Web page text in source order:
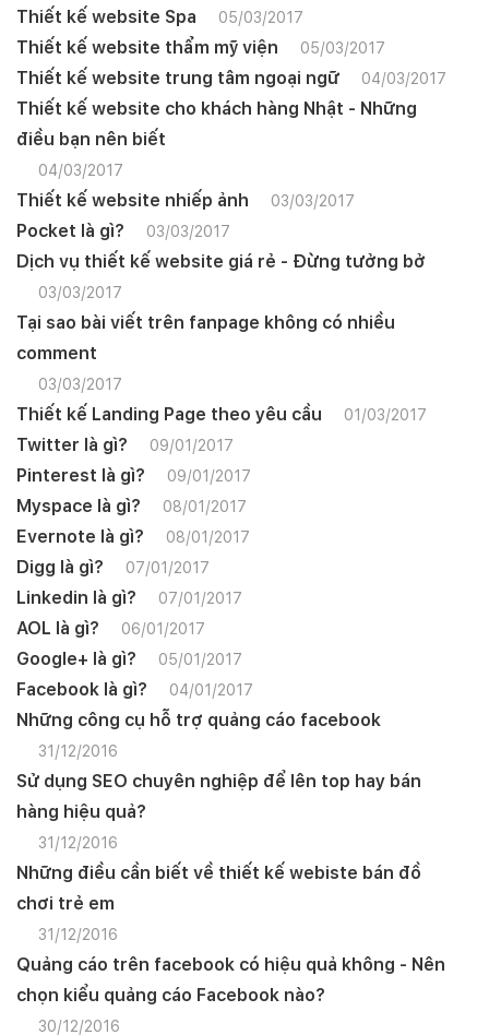
Thiết kế website Spa 05/03/2017
Thiết kế website thẩm mỹ viện 05/03/2017
Thiết kế website trung tâm ngoại ngữ 04/03/2017
Thiết kế website cho khách hàng Nhật - Những
điều bạn nên biết
04/03/2017
Thiết kế website nhiếp ảnh 03/03/2017
Pocket là gì? 03/03/2017
Dịch vụ thiết kế website giá rẻ - Đừng tưởng bở
03/03/2017
Tại sao bài viết trên fanpage không có nhiều
comment
03/03/2017
Thiết kế Landing Page theo yêu cầu 01/03/2017
Twitter là gì? 09/01/2017
Pinterest là gì? 09/01/2017
Myspace là gì? 08/01/2017
Evernote là gì? 08/01/2017
Digg là gì? 07/01/2017
Linkedin là gì? 07/01/2017
AOL là gì? 06/01/2017
Google+ là gì? 05/01/2017
Facebook là gì? 04/01/2017
Những công cụ hỗ trợ quảng cáo facebook
31/12/2016
Sử dụng SEO chuyên nghiệp để lên top hay bán
hàng hiệu quả?
31/12/2016
Những điều cần biết về thiết kế webiste bán đồ
chơi trẻ em
31/12/2016
Quảng cáo trên facebook có hiệu quả không - Nên
chọn kiểu quảng cáo Facebook nào?
30/12/2016